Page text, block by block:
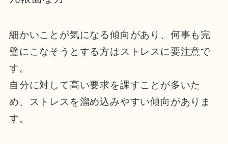
細かいことが気になる傾向があり、何事も完
璧にこなそうとする方はストレスに要注意で
す。
自分に対して高い要求を課すことが多いた
め、ストレスを溜め込みやすい傾向がありま
す。